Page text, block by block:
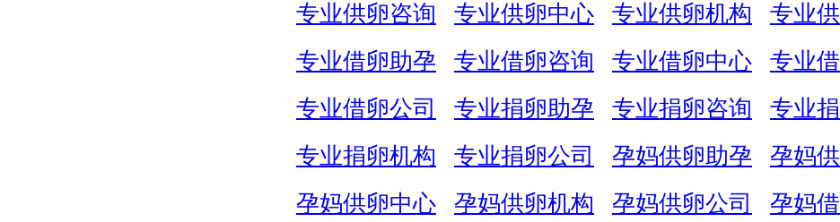
专业供卵咨询
专业供卵中心 专业供卵机构
专业
专业借卵助孕
专业借卵咨询 专业借卵中心
专业
专业借卵公司
专业捐卵助孕 专业捐卵咨询
专业
专业捐卵机构
专业捐卵公司 孕妈供卵助孕
孕妈
孕妈供卵中心
孕妈供卵机构 孕妈供卵公司
孕妈